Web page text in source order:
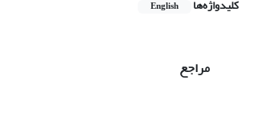
کلیدواژه‌ها English
مراجع